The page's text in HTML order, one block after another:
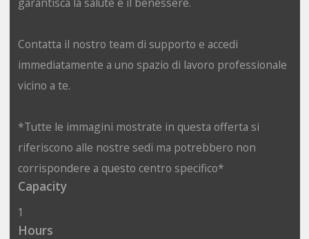
Contatta il nostro team di supporto e accedi
immediatamente a uno spazio di lavoro professionale
vicino a te.
*Tutte le immagini mostrate in questa offerta si
riferiscono alle nostre sedi ma potrebbero non
corrispondere a questo centro specifico*
Capacity
1
Hours